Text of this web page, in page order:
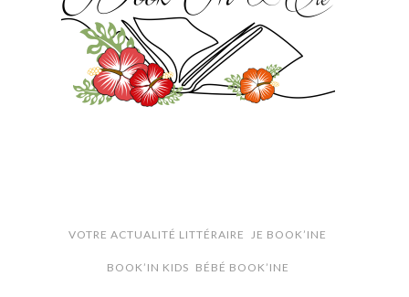
VOTRE ACTUALITÉ LITTÉRAIRE JE BOOK’INE
BOOK’IN KIDS BÉBÉ BOOK’INE